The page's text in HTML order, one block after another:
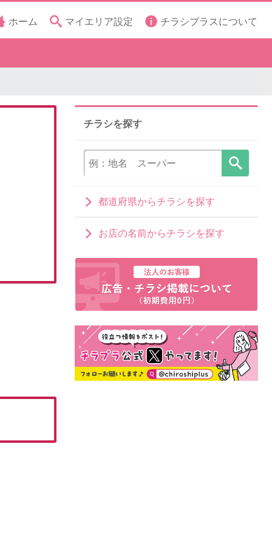
ホーム マイエリア設定 チラシプラスについて
チラシを探す
都道府県からチラシを探す
お店の名前からチラシを探す